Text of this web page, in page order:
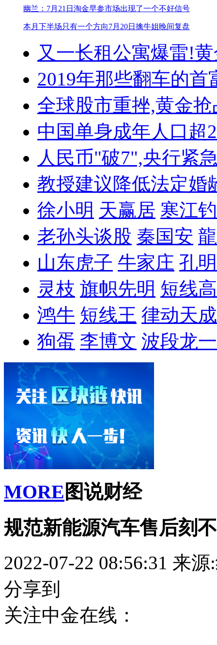
幽兰：7月21日淘金早参市场出现了一个不好信号
本月下半场只有一个方向7月20日擒牛姐晚间复盘
又一长租公寓爆雷!
2019年那些翻车的首
全球股市重挫,黄金抢
中国单身成年人口超
人民币"破7",央行紧
教授建议降低法定婚
徐小明 天赢居 寒江
老孙头谈股 秦国安
山东虎子 牛家庄 孔
灵枝 旗帜先明 短线
鸿牛 短线王 律动天成
狗蛋 李博文 波段龙一
MORE 图说财经
规范新能源汽车售后刻
2022-07-22 08:56:31 来源
分享到
关注中金在线：